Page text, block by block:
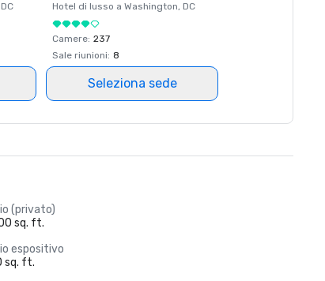
Hotel di lusso a Washington, DC
Camere: 237
Sale riunioni: 8
Seleziona sede
(privato)
sq. ft.
espositivo
sq. ft.